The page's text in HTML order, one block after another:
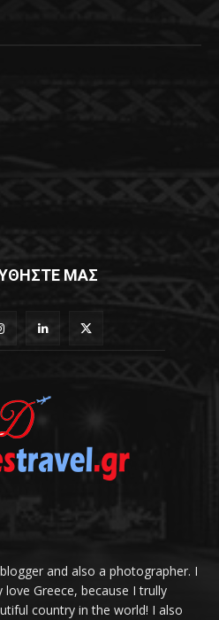
ΜΑΣ
and also a photographer. I
Greece, because I trully
country in the world! I also